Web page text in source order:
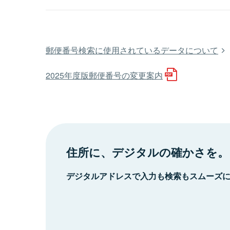
郵便番号検索に使用されているデータについて
2025年度版郵便番号の変更案内
住所に、デジタルの確かさを。
デジタルアドレスで入力も検索もスムーズ